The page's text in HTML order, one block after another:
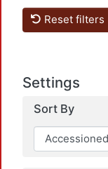
Reset filters
Settings
Sort By